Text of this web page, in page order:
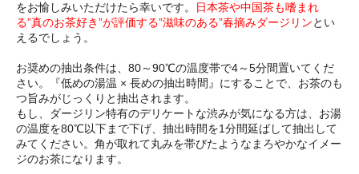
をお愉しみいただけたら幸いです。
日本茶や中国茶も嗜まれ
る”真のお茶好き”が評価する”滋味のある”春摘みダージリンとい
えるでしょう。
お奨めの抽出条件は、80～90℃の温度帯で4～5分間置いてくだ
さい。『低めの湯温 × 長めの抽出時間』にすることで、お茶のも
つ旨みがじっくりと抽出されます。
もし、ダージリン特有のデリケートな渋みが気になる方は、お湯
の温度を80℃以下まで下げ、抽出時間を1分間延ばして抽出して
みてください。角が取れて丸みを帯びたようなまろやかなイメー
ジのお茶になります。